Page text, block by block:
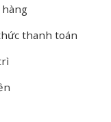
hàng
thanh toán